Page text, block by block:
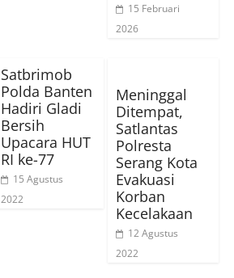
15 Februari
2026
Satbrimob
Polda Banten
Hadiri Gladi
Bersih
Upacara HUT
RI ke-77
15 Agustus
2022
Meninggal
Ditempat,
Satlantas
Polresta
Serang Kota
Evakuasi
Korban
Kecelakaan
12 Agustus
2022